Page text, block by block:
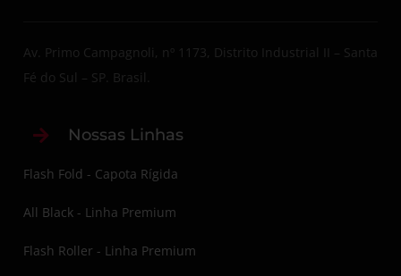
Av. Primo Campagnoli, nº 1173, Distrito Industrial II – Santa
Fé do Sul – SP. Brasil.
Nossas Linhas
Flash Fold - Capota Rígida
All Black - Linha Premium
Flash Roller - Linha Premium